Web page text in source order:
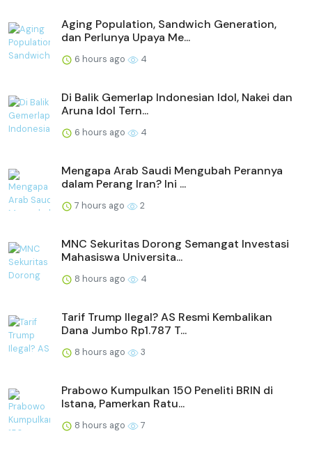
Aging Population, Sandwich Generation,
dan Perlunya Upaya Me...
6 hours ago 4
Di Balik Gemerlap Indonesian Idol, Nakei dan
Aruna Idol Tern...
6 hours ago 4
Mengapa Arab Saudi Mengubah Perannya
dalam Perang Iran? Ini ...
7 hours ago 2
MNC Sekuritas Dorong Semangat Investasi
Mahasiswa Universita...
8 hours ago 4
Tarif Trump Ilegal? AS Resmi Kembalikan
Dana Jumbo Rp1.787 T...
8 hours ago 3
Prabowo Kumpulkan 150 Peneliti BRIN di
Istana, Pamerkan Ratu...
8 hours ago 7